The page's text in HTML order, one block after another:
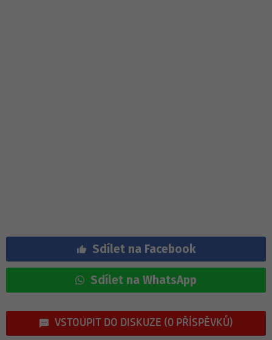
Sdílet na Facebook
Sdílet na WhatsApp
VSTOUPIT DO DISKUZE (0 PŘÍSPĚVKŮ)